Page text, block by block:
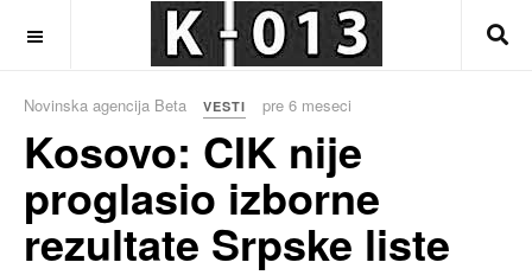
Novinska agencija Beta VESTI pre 6 meseci
Kosovo: CIK nije
proglasio izborne
rezultate Srpske liste